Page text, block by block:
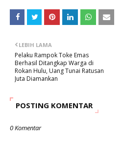
LEBIH LAMA
Pelaku Rampok Toke Emas
Berhasil Ditangkap Warga di
Rokan Hulu, Uang Tunai Ratusan
Juta Diamankan
POSTING KOMENTAR
0 Komentar